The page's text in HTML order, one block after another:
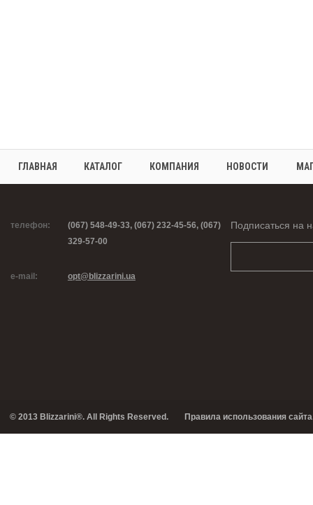
ГЛАВНАЯ КАТАЛОГ КОМПАНИЯ НОВОСТИ
телефон:
(067) 548-49-33, (067) 232-45-56, (067)
329-57-00
e-mail: opt@blizzarini.ua
Подписаться на
© 2013 Blizzarini®. All Rights Reserved. Правила использования сайта